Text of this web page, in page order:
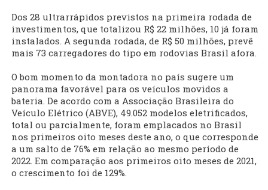
Dos 28 ultrarrápidos previstos na primeira rodada de
investimentos, que totalizou R$ 22 milhões, 10 já foram
instalados. A segunda rodada, de R$ 50 milhões, prevê
mais 73 carregadores do tipo em rodovias Brasil afora.
O bom momento da montadora no país sugere um
panorama favorável para os veículos movidos a
bateria. De acordo com a Associação Brasileira do
Veículo Elétrico (ABVE), 49.052 modelos eletrificados,
total ou parcialmente, foram emplacados no Brasil
nos primeiros oito meses deste ano, o que corresponde
a um salto de 76% em relação ao mesmo período de
2022. Em comparação aos primeiros oito meses de 2021,
o crescimento foi de 129%.